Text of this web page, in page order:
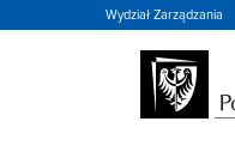
Wydział Zarządzania